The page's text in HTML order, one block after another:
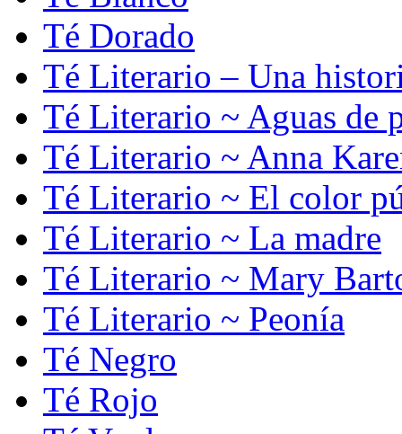
Té Dorado
Té Literario – Una
Té Literario ~ Aguas de
Té Literario ~ Anna
Té Literario ~ El color
Té Literario ~ La madre
Té Literario ~ Mary
Té Literario ~ Peonía
Té Negro
Té Rojo